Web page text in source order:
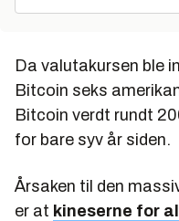
Da valutakursen ble
Bitcoin seks
Bitcoin verdt rundt
for bare syv år siden.
Årsaken til den
er at kineserne for